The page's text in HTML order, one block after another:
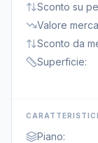
Sconto su
Valore
Sconto da
Superficie:
Piano: